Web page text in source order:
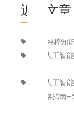
近期文章
康德:纯粹知
面向人工智
适配人工智
者战略指南